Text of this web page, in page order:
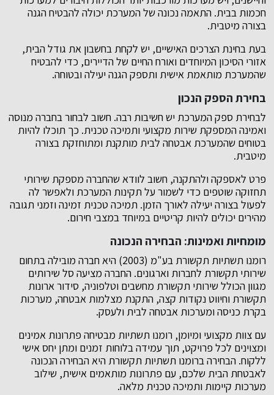
חכמות בבית. התאמה נכונה של המערכת יכולה להבטיח הגנה
בצורה מיטבית.
בעת בחינת הצרכים האישיים, יש לקחת בחשבון את גודל הבית,
אזורי הסיכון המיוחדים ואורח החיים של הדיירים, כדי להבטיח
שהמערכת מותאמת אישית ותספק הגנה יעילה ובטוחה.
בחירת הספק הנכון
לבחירת ספק המערכת יש חשיבות רבה. חשוב לבחור בחברה מנוסה
ואמינה המספקת שירות מקצועי ותמיכה טכנית. כך תוכלו להיות
בטוחים שהמערכת אבטחה לבית מותקנת ומתוחזקת בצורה
מיטבית.
פרט לאספקה ולהתקנה, חשוב לוודא שהחברה מספקת שירותי
תחזוקה שוטפים כדי לשמור על תקינות המערכת ולאפשר לה
לפעול בצורה יעילה לאורך הזמן. תמיכה טכנית זמינה וזמני תגובה
מהירים יכולים להיות קריטיים במיוחד במצבי חירום.
מומחיות ואמינות: הבחירה הנכונה
רומנו תשתיות תקשורת בע"מ (2003) היא חברה מובילה בתחום
שירותי תקשורת לחברות וארגונים. החברה מציעה סל שירותים
מגוון הכולל שירותי תקשורת מחשבים וטלפוניה, סידור ארונות
תקשורת וחיווט נקודות קצה, התקנת מצלמות אבטחה, מערכות
בקרת כניסה ומערכות אבטחה לבית ולעסק.
עם צוות מקצועי ומיומן, רומנו תשתיות מבטיחה פתרונות אמינים
ומצוינים לכל פרויקט, תוך עמידה בלוחות זמנים ומתן יחס אישי
ללקוח. הבחירה ברומנו תשתיות תקשורת היא הבחירה הנכונה
לאבטחת הבית שלכם, עם פתרונות מותאמים אישית, שילוב
מערכות קיימות ותמיכה טכנית מלאה.